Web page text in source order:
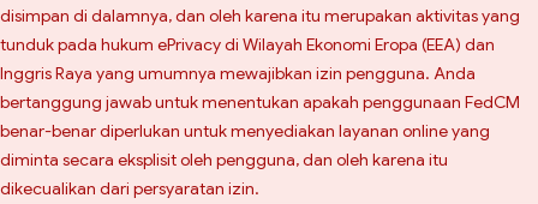
disimpan di dalamnya, dan oleh karena itu merupakan aktivitas yang
tunduk pada hukum ePrivacy di Wilayah Ekonomi Eropa (EEA) dan
Inggris Raya yang umumnya mewajibkan izin pengguna. Anda
bertanggung jawab untuk menentukan apakah penggunaan FedCM
benar-benar diperlukan untuk menyediakan layanan online yang
diminta secara eksplisit oleh pengguna, dan oleh karena itu
dikecualikan dari persyaratan izin.